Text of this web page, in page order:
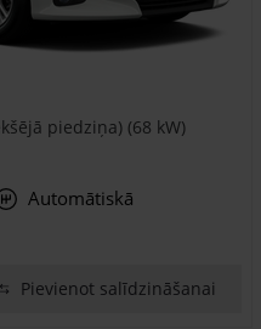
piedziņa) (68 kW)
Automātiskā
Pievienot salīdzināšanai